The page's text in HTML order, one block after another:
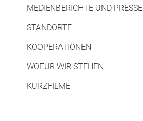
MEDIENBERICHTE UND PRESSE
STANDORTE
KOOPERATIONEN
WOFÜR WIR STEHEN
KURZFILME